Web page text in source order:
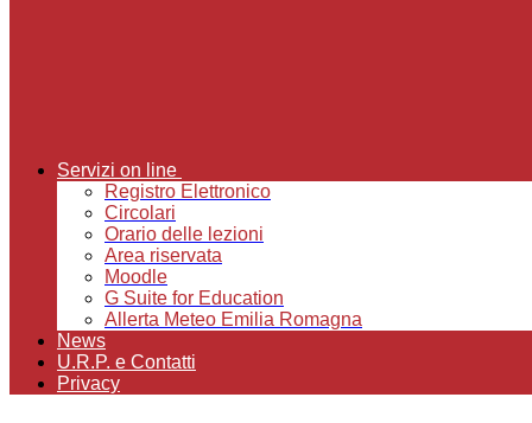
Servizi on line
Registro Elettronico
Circolari
Orario delle lezioni
Area riservata
Moodle
G Suite for Education
Allerta Meteo Emilia Romagna
News
U.R.P. e Contatti
Privacy